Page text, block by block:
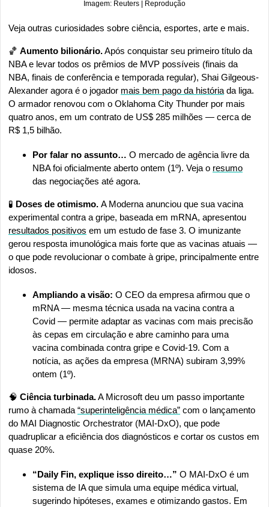
Imagem: Reuters | Reprodução
Veja outras curiosidades sobre ciência, esportes, arte e mais.
🏀 Aumento bilionário. Após conquistar seu primeiro título da
NBA e levar todos os prêmios de MVP possíveis (finais da
NBA, finais de conferência e temporada regular), Shai Gilgeous-
Alexander agora é o jogador mais bem pago da história da liga.
O armador renovou com o Oklahoma City Thunder por mais
quatro anos, em um contrato de US$ 285 milhões — cerca de
R$ 1,5 bilhão.
Por falar no assunto… O mercado de agência livre da
NBA foi oficialmente aberto ontem (1º). Veja o resumo
das negociações até agora.
🧪 Doses de otimismo. A Moderna anunciou que sua vacina
resultados positivos em um estudo de fase 3. O imunizante
gerou resposta imunológica mais forte que as vacinas atuais —
o que pode revolucionar o combate à gripe, principalmente entre
idosos.
Ampliando a visão: O CEO da empresa afirmou que o
mRNA — mesma técnica usada na vacina contra a
Covid — permite adaptar as vacinas com mais precisão
às cepas em circulação e abre caminho para uma
vacina combinada contra gripe e Covid-19. Com a
notícia, as ações da empresa (MRNA) subiram 3,99%
ontem (1º).
🧠 Ciência turbinada. A Microsoft deu um passo importante
rumo à chamada “superinteligência médica” com o lançamento
do MAI Diagnostic Orchestrator (MAI-DxO), que pode
quadruplicar a eficiência dos diagnósticos e cortar os custos em
quase 20%.
“Daily Fin, explique isso direito…” O MAI-DxO é um
sistema de IA que simula uma equipe médica virtual,
sugerindo hipóteses, exames e otimizando gastos. Em